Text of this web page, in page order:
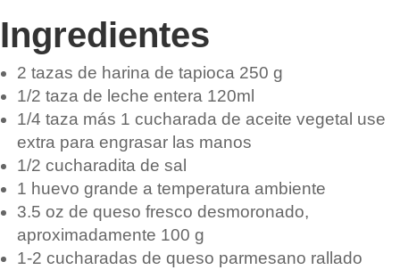
Ingredientes
2 tazas de harina de tapioca 250 g
1/2 taza de leche entera 120ml
1/4 taza más 1 cucharada de aceite vegetal use
extra para engrasar las manos
1/2 cucharadita de sal
1 huevo grande a temperatura ambiente
3.5 oz de queso fresco desmoronado,
aproximadamente 100 g
1-2 cucharadas de queso parmesano rallado